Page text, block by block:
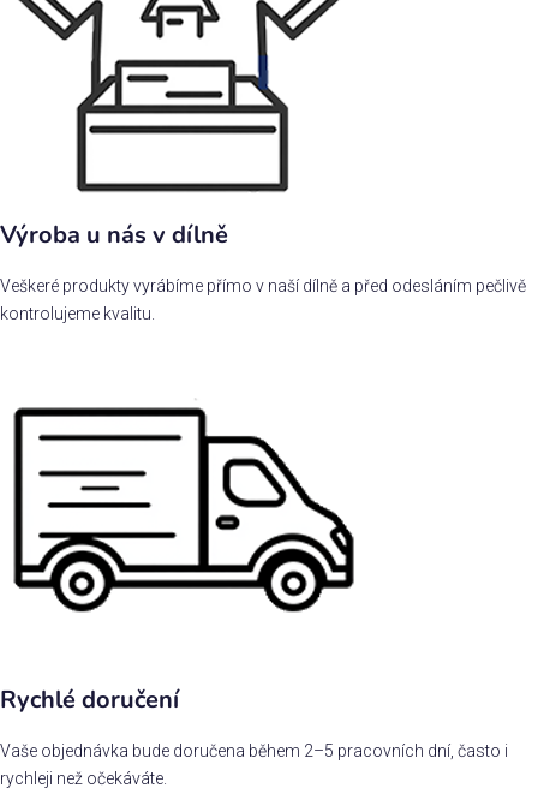
Výroba u nás v dílně
Veškeré produkty vyrábíme přímo v naší dílně a před odesláním pečlivě
kontrolujeme kvalitu.
Rychlé doručení
Vaše objednávka bude doručena během 2–5 pracovních dní, často i
rychleji než očekáváte.